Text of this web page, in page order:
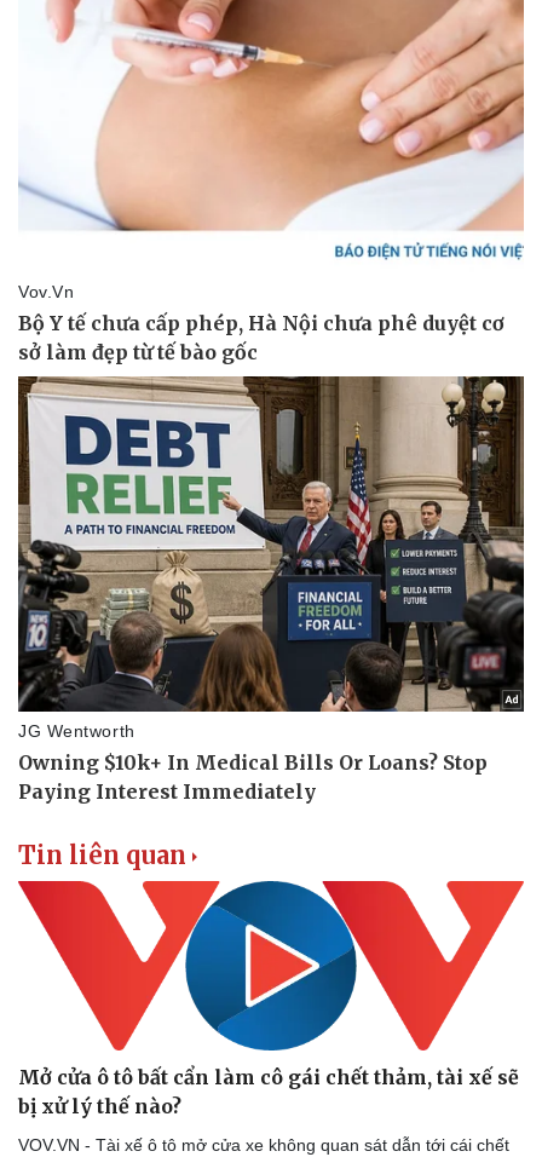
Pháp luật
Vụ án
Tin nóng
Tư vấn luật
Vũ khí
Phân tích
Tin liên quan
Mở cửa ô tô bất cẩn làm cô gái chết thảm, tài xế sẽ
bị xử lý thế nào?
VOV.VN - Tài xế ô tô mở cửa xe không quan sát dẫn tới cái chết